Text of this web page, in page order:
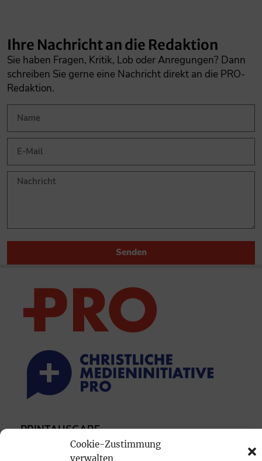
Cookie-Zustimmung
verwalten
Ihre Nachricht an die Redaktion
Sie haben Fragen, Kritik, Lob oder Anregungen? Dann
schreiben Sie gerne eine Nachricht direkt an die PRO-
Redaktion.
Senden
PRINTAUSGABE
Mediadaten